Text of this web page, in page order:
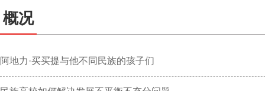
概况
阿地力·买买提与他不同民族的孩子们